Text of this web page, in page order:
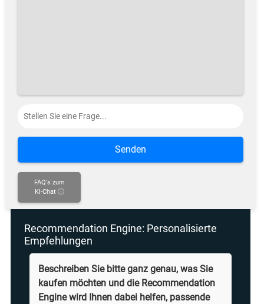
Senden
FAQ's zum
KI-Chat ⓘ
Recommendation Engine: Personalisierte
Empfehlungen
Beschreiben Sie bitte ganz genau, was Sie
kaufen möchten und die Recommendation
Engine wird Ihnen dabei helfen, passende